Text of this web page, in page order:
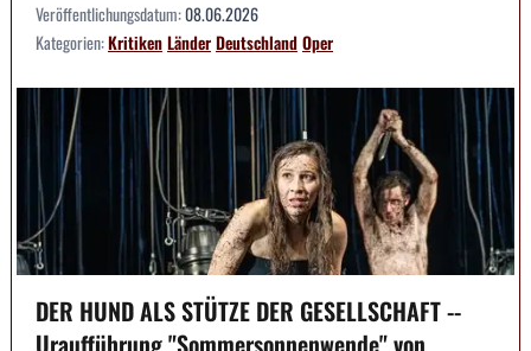
Veröffentlichungsdatum:08.06.2026
Kategorien:KritikenLänderDeutschlandOper
DER HUND ALS STÜTZE DER GESELLSCHAFT --
Uraufführung "Sommersonnenwende" von